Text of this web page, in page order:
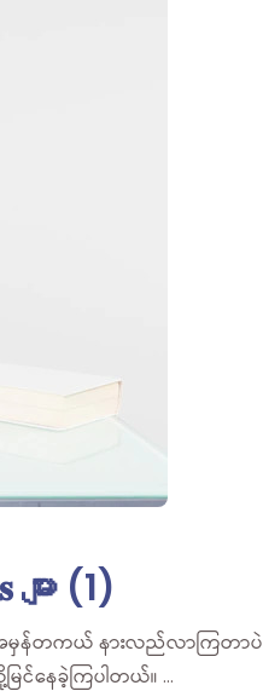
ား (1)
မှန်တကယ် နားလည်လာကြတာပဲ
င်နေခဲ့ကြပါတယ်။